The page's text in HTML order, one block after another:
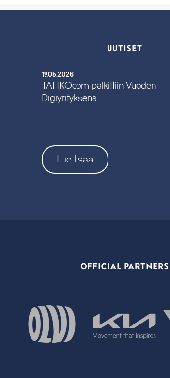
UUTISET
19.05.2026
TAHKOcom palkittiin Vuoden
Digiyrityksenä
Lue lisää
OFFICIAL PARTNERS